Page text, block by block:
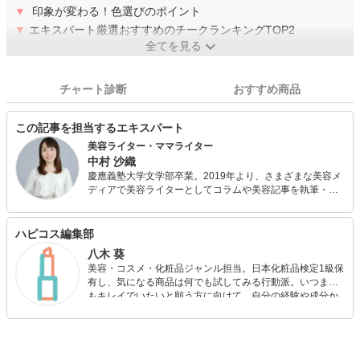
▼
印象が変わる！色選びのポイント
▼ エキスパート厳選おすすめのチークランキングTOP2
全てを見る
チャート診断 おすすめ商品
この記事を担当するエキスパート
美容ライター・ママライター
中村 沙織
慶應義塾大学文学部卒業。2019年より、さまざまな美容メ
ディアで美容ライターとしてコラムや美容記事を執筆・連
専門家として、美容記事の監修にも携わっています。さら
に、自身で美容サイトを運営し、自身の経験をもとにした
ています。
ハピコス編集部
八木 葵
美容・コスメ・化粧品ジャンル担当。日本化粧品検定1級保
有し、気になる商品は何でも試してみる行動派。いつまで
もキレイでいたいと願う方に向けて、自分の経験や成分か